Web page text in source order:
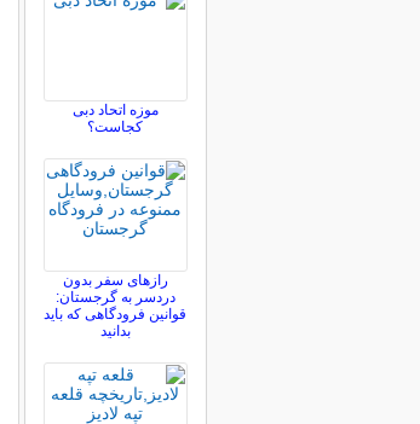
موزه اتحاد دبی
کجاست؟
رازهای سفر بدون
دردسر به گرجستان:
قوانین فرودگاهی که باید
بدانید